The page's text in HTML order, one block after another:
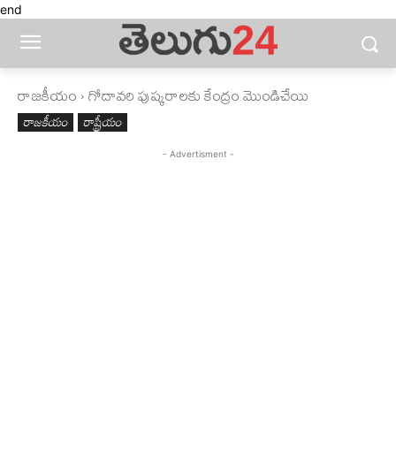
end
రాజకీయం గోదావరి పుష్కరాలకు కేంద్రం మొండిచేయి
రాజకీయం రాష్ట్రీయం
- Advertisment -